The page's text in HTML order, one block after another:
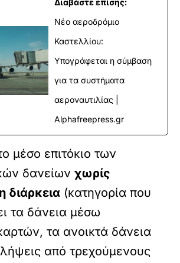
Διαβάστε επίσης:
Νέο αεροδρόμιο
Καστελλίου:
Υπογράφεται η σύμβαση
για τα συστήματα
αεροναυτιλίας |
Alphafreepress.gr
μέσο επιτόκιο των
δανείωνχωρίς
διάρκεια (κατηγορία που
τα δάνεια μέσω
τα ανοικτά δάνεια
από τρεχούμενους